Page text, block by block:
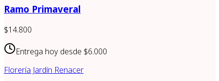
Ramo Primaveral
$14.800
Entrega hoy desde $6.000
Florería Jardín Renacer